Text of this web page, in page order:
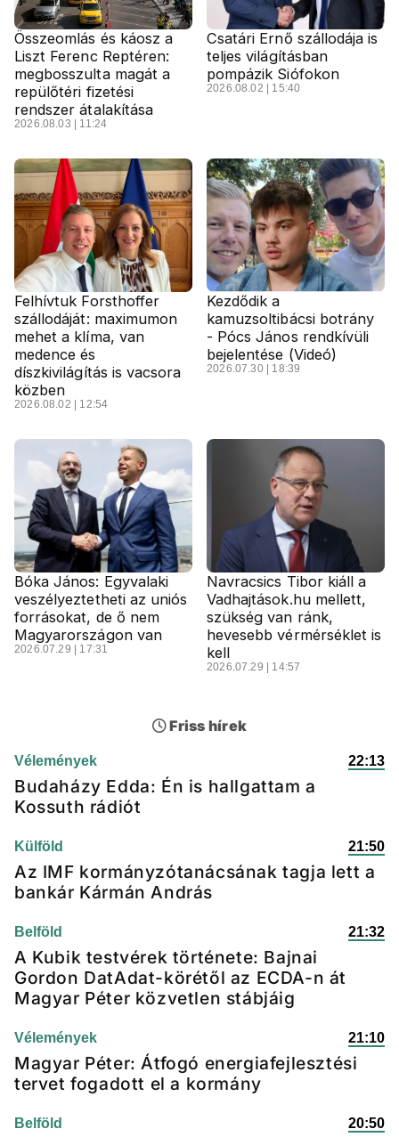
Összeomlás és káosz a
Liszt Ferenc Reptéren:
megbosszulta magát a
repülőtéri fizetési
rendszer átalakítása
2026.08.03 | 11:24
Csatári Ernő szállodája is
teljes világításban
pompázik Siófokon
2026.08.02 | 15:40
Felhívtuk Forsthoffer
szállodáját: maximumon
mehet a klíma, van
medence és
díszkivilágítás is vacsora
közben
2026.08.02 | 12:54
Kezdődik a
kamuzsoltibácsi botrány
- Pócs János rendkívüli
bejelentése (Videó)
2026.07.30 | 18:39
Bóka János: Egyvalaki
veszélyeztetheti az uniós
forrásokat, de ő nem
Magyarországon van
2026.07.29 | 17:31
Navracsics Tibor kiáll a
Vadhajtások.hu mellett,
szükség van ránk,
hevesebb vérmérséklet is
kell
2026.07.29 | 14:57
Friss hírek
Vélemények 22:13
Budaházy Edda: Én is hallgattam a
Kossuth rádiót
Külföld 21:50
Az IMF kormányzótanácsának tagja lett a
bankár Kármán András
Belföld 21:32
A Kubik testvérek története: Bajnai
Gordon DatAdat-körétől az ECDA-n át
Magyar Péter közvetlen stábjáig
Vélemények 21:10
Magyar Péter: Átfogó energiafejlesztési
tervet fogadott el a kormány
Belföld 20:50